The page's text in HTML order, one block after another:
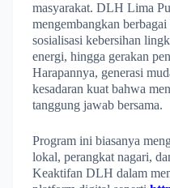
masyarakat. DLH Lima
mengembangkan
sosialisasi kebersihan
energi, hingga gerakan
Harapannya, generasi
kesadaran kuat bahwa
tanggung jawab bersama.
Program ini biasanya
lokal, perangkat nagari,
Keaktifan DLH dalam